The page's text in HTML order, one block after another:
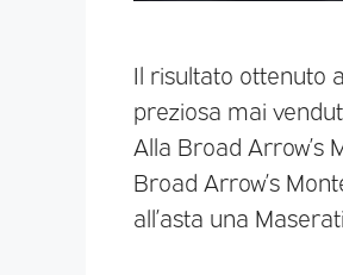
Il risultato ottenuto
preziosa mai
Alla Broad Arrow’s
Broad Arrow’s
all’asta una